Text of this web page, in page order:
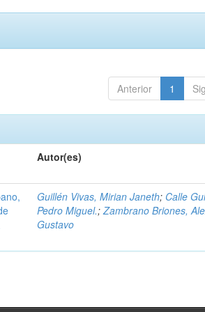
Anterior 1
Autor(es)
Guillén Vivas, Mirian Janeth; Calle
Pedro Miguel.;Zambrano Briones,
Gustavo